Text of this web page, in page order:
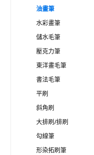
油畫筆
水彩畫筆
儲水毛筆
壓克力筆
東洋畫毛筆
書法毛筆
平刷
斜角刷
大排刷/排刷
勾線筆
形染拓刷筆